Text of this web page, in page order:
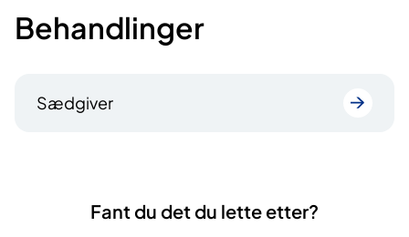
Behandlinger
Sædgiver
Fant du det du lette etter?